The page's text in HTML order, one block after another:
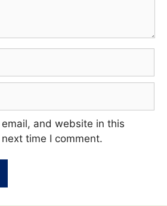
and website in this
time I comment.